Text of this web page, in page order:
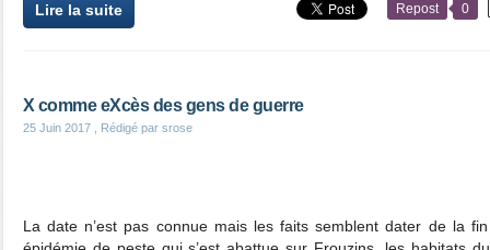
Lire la suite Repost 0
X comme eXcès des gens de guerre
25 Juin 2017 , Rédigé par srose
La date n’est pas connue mais les faits semblent dater de la